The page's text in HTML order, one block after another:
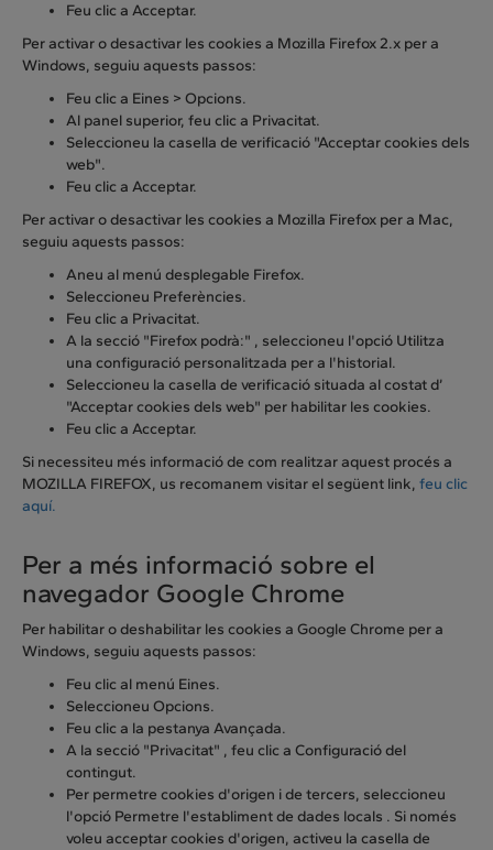
Feu clic a Acceptar.
Per activar o desactivar les cookies a Mozilla Firefox 2.x per a
Windows, seguiu aquests passos:
Feu clic a Eines > Opcions.
Al panel superior, feu clic a Privacitat.
Seleccioneu la casella de verificació "Acceptar cookies dels
web".
Feu clic a Acceptar.
Per activar o desactivar les cookies a Mozilla Firefox per a Mac,
seguiu aquests passos:
Aneu al menú desplegable Firefox.
Seleccioneu Preferències.
Feu clic a Privacitat.
A la secció "Firefox podrà:" , seleccioneu l'opció Utilitza
una configuració personalitzada per a l'historial.
Seleccioneu la casella de verificació situada al costat d’
"Acceptar cookies dels web" per habilitar les cookies.
Feu clic a Acceptar.
Si necessiteu més informació de com realitzar aquest procés a
MOZILLA FIREFOX, us recomanem visitar el següent link, feu clic
aquí.
Per a més informació sobre el
navegador Google Chrome
Per habilitar o deshabilitar les cookies a Google Chrome per a
Windows, seguiu aquests passos:
Feu clic al menú Eines.
Seleccioneu Opcions.
Feu clic a la pestanya Avançada.
A la secció "Privacitat" , feu clic a Configuració del
contingut.
Per permetre cookies d'origen i de tercers, seleccioneu
l'opció Permetre l'establiment de dades locals . Si només
voleu acceptar cookies d'origen, activeu la casella de